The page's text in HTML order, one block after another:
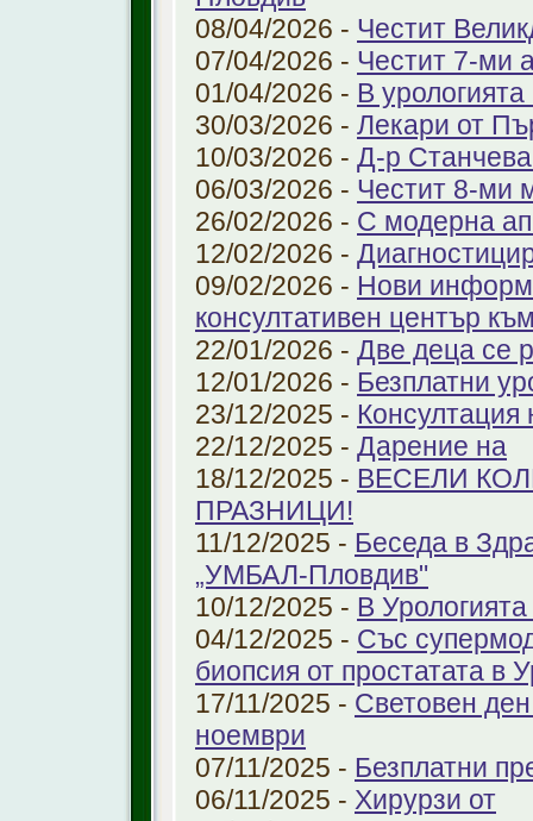
08/04/2026 - Честит
07/04/2026 - Честит 7-ми
01/04/2026 - В урологията
30/03/2026 - Лекари от
10/03/2026 - Д-р
06/03/2026 - Честит 8-ми
26/02/2026 - С модерна
12/02/2026 -
09/02/2026 - Нови
консултативен център
22/01/2026 - Две деца се
12/01/2026 - Безплатни
23/12/2025 - Консултация
22/12/2025 - Дарение на
18/12/2025 - ВЕСЕЛИ
ПРАЗНИЦИ!
11/12/2025 - Беседа в
„УМБАЛ-Пловдив"
10/12/2025 - В
04/12/2025 - Със
биопсия от простатата в
17/11/2025 - Световен
ноември
07/11/2025 - Безплатни
06/11/2025 - Хирурзи от